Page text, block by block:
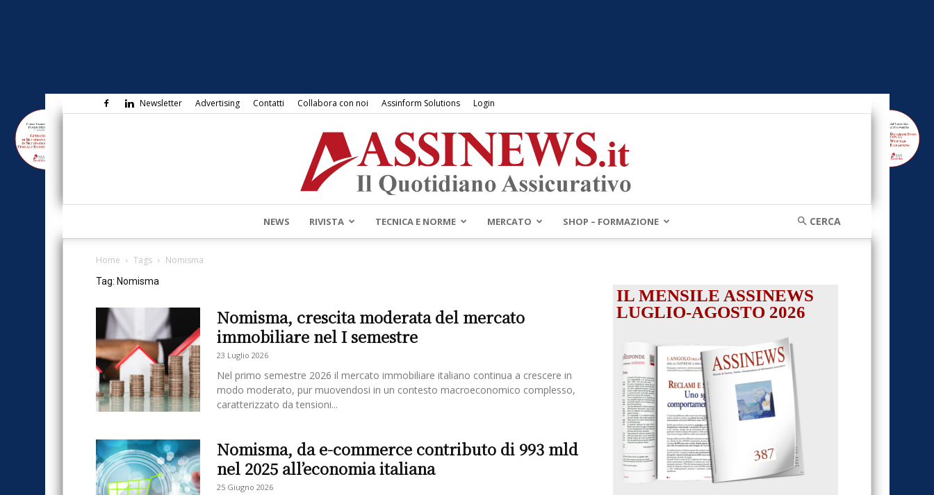
Newsletter Advertising Contatti Collabora con noi Assinform Solutions Login
Assinews.it
NEWS RIVISTA TECNICA E NORME MERCATO SHOP – FORMAZIONE
Home Tags Nomisma
Tag: Nomisma
Nomisma, crescita moderata del mercato
immobiliare nel I semestre
23 Luglio 2026
Nel primo semestre 2026 il mercato immobiliare italiano continua a crescere in
modo moderato, pur muovendosi in un contesto macroeconomico complesso,
caratterizzato da tensioni...
Nomisma, da e-commerce contributo di 993 mld
nel 2025 all’economia italiana
25 Giugno 2026
IL MENSILE ASSINEWS
LUGLIO-AGOSTO 2026